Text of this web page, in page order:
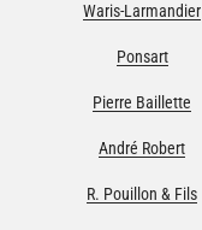
Waris-Larmandier
Ponsart
Pierre Baillette
André Robert
R. Pouillon & Fils